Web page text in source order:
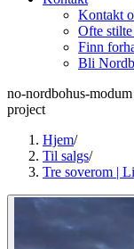
Kontakt
Ofte
Finn
Bli
no-nordbohus-modum
project
Hjem/
Til salgs/
Tre soverom |